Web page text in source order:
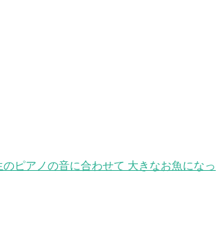
アノの音に合わせて 大きなお魚になっ